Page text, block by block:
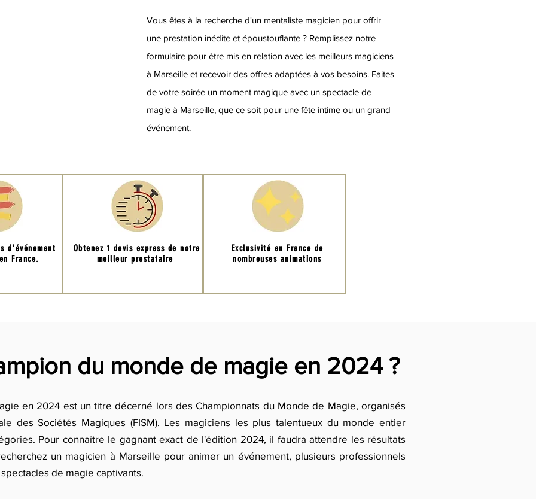
Vous êtes à la recherche d'un mentaliste magicien pour offrir
une prestation inédite et époustouflante ? Remplissez notre
formulaire pour être mis en relation avec les meilleurs magiciens
à Marseille et recevoir des offres adaptées à vos besoins. Faites
de votre soirée un moment magique avec un spectacle de
magie à Marseille, que ce soit pour une fête intime ou un grand
événement.
d'événement
France.
Obtenez 1 devis express de notre
meilleur prestataire
Exclusivité en France de
nombreuses animations
du monde de magie en 2024 ?
en 2024 est un titre décerné lors des Championnats du Monde de Magie, organisés
des Sociétés Magiques (FISM). Les magiciens les plus talentueux du monde entier
Pour connaître le gagnant exact de l'édition 2024, il faudra attendre les résultats
un magicien à Marseille pour animer un événement, plusieurs professionnels
de magie captivants.